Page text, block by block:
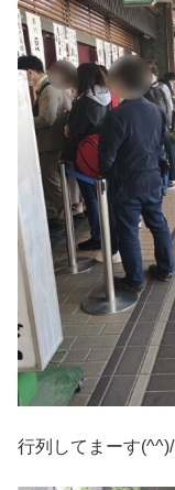
行列してまーす(^^)/